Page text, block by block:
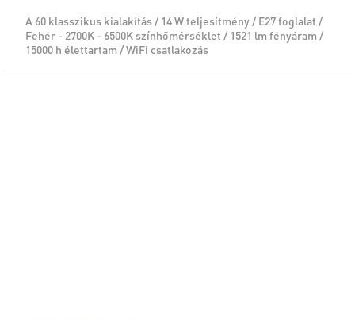
A 60 klasszikus kialakítás / 14 W teljesítmény / E27 foglalat /
Fehér - 2700K - 6500K színhőmérséklet / 1521 lm fényáram /
15000 h élettartam / WiFi csatlakozás